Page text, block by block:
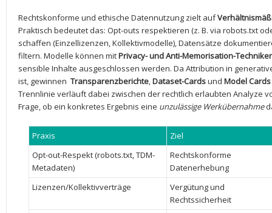
Rechtskonforme ‌und ethische Datennutzung zielt auf
Praktisch⁢ bedeutet das: Opt-outs respektieren⁢ (z. ⁢B. via robots.txt
schaffen (Einzellizenzen, Kollektivmodelle),⁢ Datensätze
filtern. Modelle können mitPrivacy- und⁤ Anti-Memorisation-
sensible Inhalte ausgeschlossen werden. Da Attribution in
ist, gewinnen ‌ Transparenzberichte,Dataset-Cardsund Model Cards
Trennlinie verläuft dabei zwischen der⁤ rechtlich‌ erlaubten Analyze
Frage, ob ein konkretes Ergebnis eine unzulässige Werkübernahme
Praxis
Ziel
Opt-out-Respekt (robots.txt, TDM-
Metadaten)
Rechtskonforme
Datenerhebung
Lizenzen/Kollektivverträge
Vergütung ⁢und
Rechtssicherheit